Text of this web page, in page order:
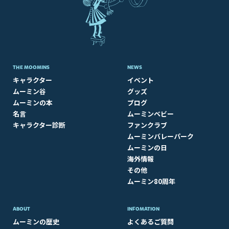
THE MOOMINS
キャラクター
ムーミン谷
ムーミンの本
名言
キャラクター診断
NEWS
イベント
グッズ
ブログ
ムーミンベビー
ファンクラブ
ムーミンバレーパーク
ムーミンの日
海外情報
その他
ムーミン80周年
ABOUT​
ムーミンの歴史
INFOMATION
よくあるご質問